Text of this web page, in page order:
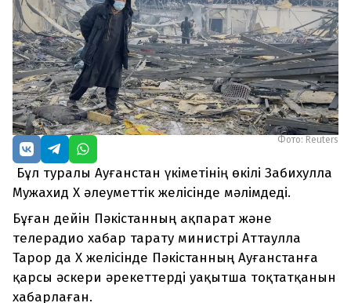
Жарнама бөлімі
+7 701 220 64 52
Пошта
zhasalash100@gmail.com
Фото: Reuters
Бұл туралы Ауғанстан үкіметінің өкілі Забихулла
Мужахид X әлеуметтік желісінде мәлімдеді.
Бұған дейін Пәкістанның ақпарат және
телерадио хабар тарату министрі Аттаулла
Тарор да X желісінде Пәкістанның Ауғанстанға
қарсы әскери әрекеттерді уақытша тоқтатқанын
хабарлаған.